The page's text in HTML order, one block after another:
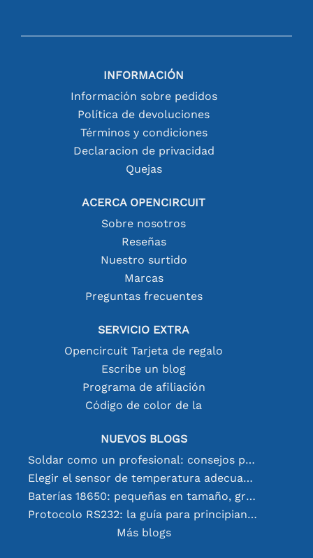
INFORMACIÓN
Información sobre pedidos
Política de devoluciones
Términos y condiciones
Declaracion de privacidad
Quejas
ACERCA OPENCIRCUIT
Sobre nosotros
Reseñas
Nuestro surtido
Marcas
Preguntas frecuentes
SERVICIO EXTRA
Opencircuit Tarjeta de regalo
Escribe un blog
Programa de afiliación
Código de color de la
NUEVOS BLOGS
Soldar como un profesional: consejos para conexiones electrónicas perfectas
Elegir el sensor de temperatura adecuado [youtube]
Baterías 18650: pequeñas en tamaño, grandes en rendimiento
Protocolo RS232: la guía para principiantes
Más blogs